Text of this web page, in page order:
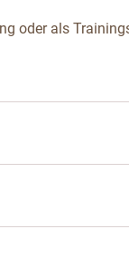
oder als